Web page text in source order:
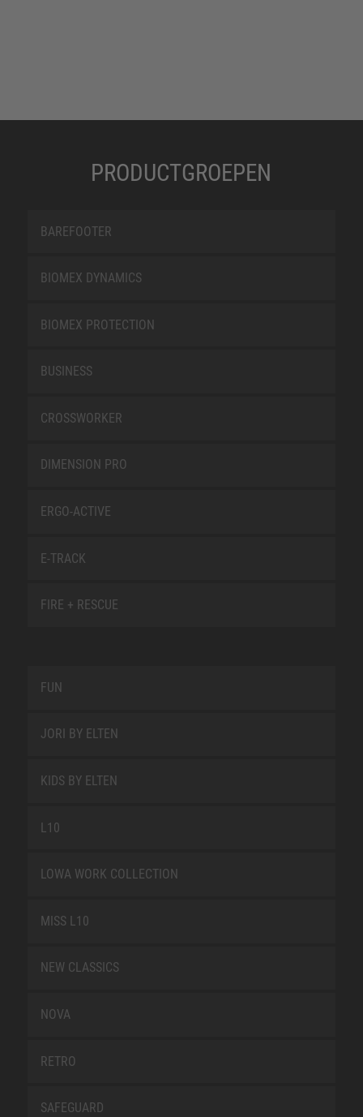
PRODUCTGROEPEN
BAREFOOTER
BIOMEX DYNAMICS
BIOMEX PROTECTION
BUSINESS
CROSSWORKER
DIMENSION PRO
ERGO-ACTIVE
E-TRACK
FIRE + RESCUE
FUN
JORI BY ELTEN
KIDS BY ELTEN
L10
LOWA WORK COLLECTION
MISS L10
NEW CLASSICS
NOVA
RETRO
SAFEGUARD